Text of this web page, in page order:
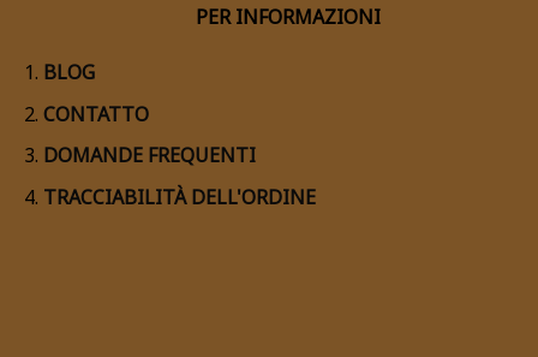
PER INFORMAZIONI
BLOG
CONTATTO
DOMANDE FREQUENTI
TRACCIABILITÀ DELL'ORDINE